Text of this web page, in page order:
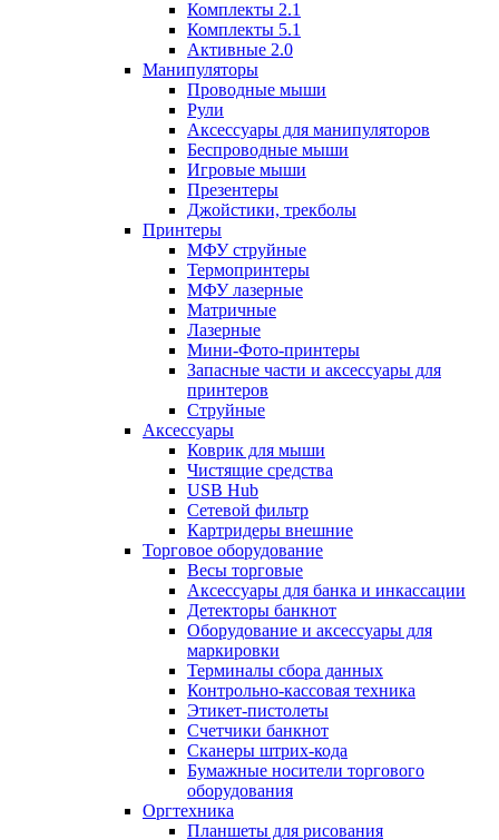
Комплекты 2.1
Комплекты 5.1
Активные 2.0
Манипуляторы
Проводные мыши
Рули
Аксессуары для манипуляторов
Беспроводные мыши
Игровые мыши
Презентеры
Джойстики, трекболы
Принтеры
МФУ струйные
Термопринтеры
МФУ лазерные
Матричные
Лазерные
Мини-Фото-принтеры
Запасные части и аксессуары для
принтеров
Струйные
Аксессуары
Коврик для мыши
Чистящие средства
USB Hub
Сетевой фильтр
Картридеры внешние
Торговое оборудование
Весы торговые
Аксессуары для банка и инкассации
Детекторы банкнот
Оборудование и аксессуары для
маркировки
Терминалы сбора данных
Контрольно-кассовая техника
Этикет-пистолеты
Счетчики банкнот
Сканеры штрих-кода
Бумажные носители торгового
оборудования
Оргтехника
Планшеты для рисования